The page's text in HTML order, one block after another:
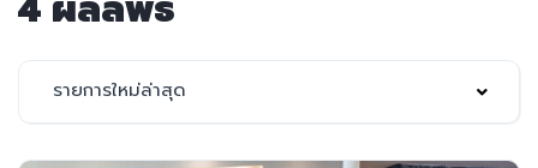
รายการใหม่ล่าสุด